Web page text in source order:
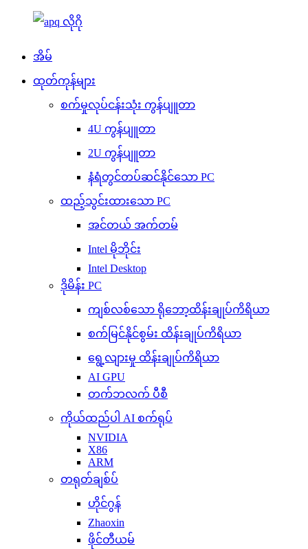
အိမ်
ထုတ်ကုန်များ
စက်မှုလုပ်ငန်းသုံး ကွန်ပျူတာ
4U ကွန်ပျူတာ
2U ကွန်ပျူတာ
နံရံတွင်တပ်ဆင်နိုင်သော PC
ထည့်သွင်းထားသော PC
အင်တယ် အက်တမ်
Intel မိုဘိုင်း
Intel Desktop
ဒိုမိန်း PC
ကျစ်လစ်သော ရိုဘော့ထိန်းချုပ်ကိရိယာ
စက်မြင်နိုင်စွမ်း ထိန်းချုပ်ကိရိယာ
ရွေ့လျားမှု ထိန်းချုပ်ကိရိယာ
AI GPU
တက်ဘလက် ပီစီ
ကိုယ်ထည်ပါ AI စက်ရုပ်
NVIDIA
X86
ARM
တရုတ်ချစ်ပ်
ဟိုင်ဂွန်
Zhaoxin
ဖိုင်တီယမ်